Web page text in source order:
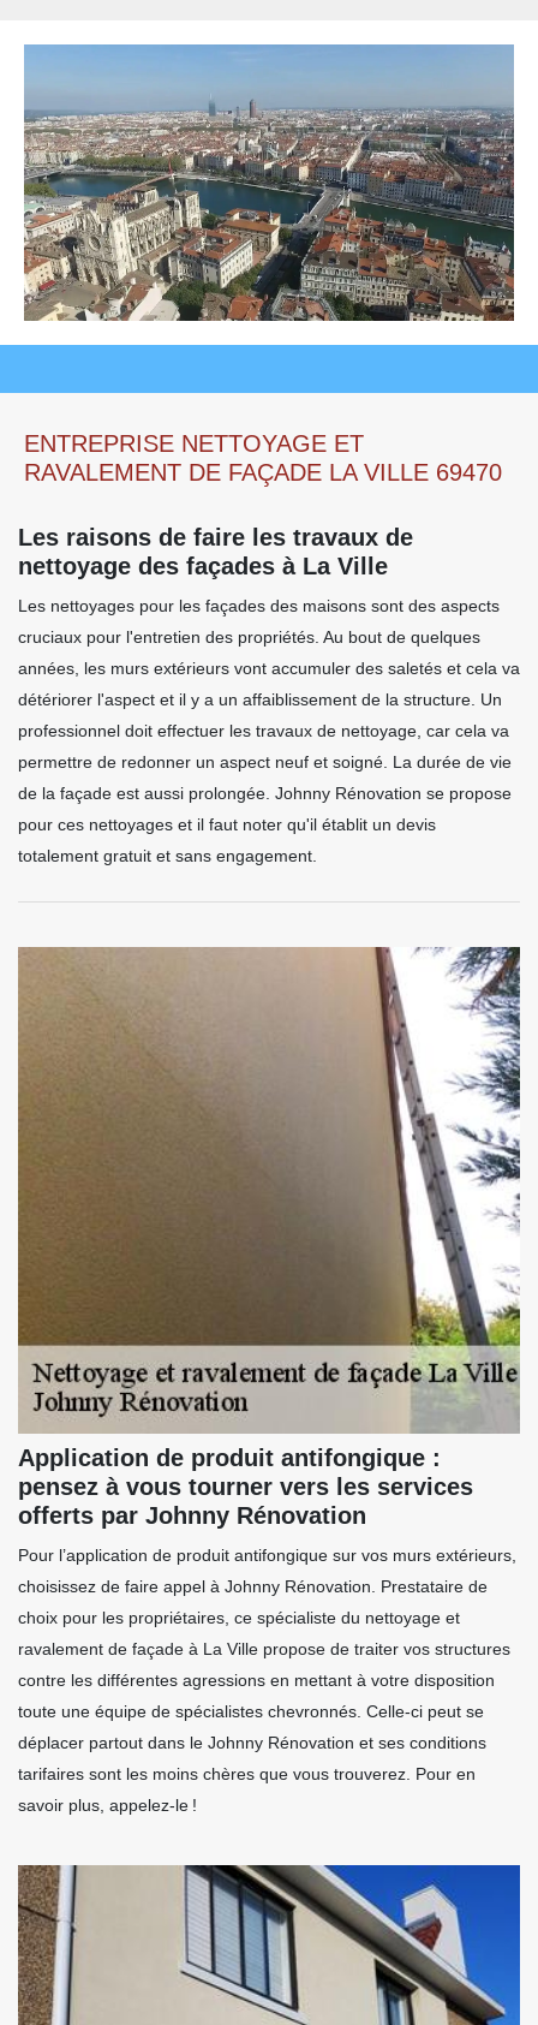
ENTREPRISE NETTOYAGE ET
RAVALEMENT DE FAÇADE LA VILLE 69470
Les raisons de faire les travaux de
nettoyage des façades à La Ville
Les nettoyages pour les façades des maisons sont des aspects
cruciaux pour l'entretien des propriétés. Au bout de quelques
années, les murs extérieurs vont accumuler des saletés et cela va
détériorer l'aspect et il y a un affaiblissement de la structure. Un
professionnel doit effectuer les travaux de nettoyage, car cela va
permettre de redonner un aspect neuf et soigné. La durée de vie
de la façade est aussi prolongée. Johnny Rénovation se propose
pour ces nettoyages et il faut noter qu'il établit un devis
totalement gratuit et sans engagement.
Application de produit antifongique :
pensez à vous tourner vers les services
offerts par Johnny Rénovation
Pour l’application de produit antifongique sur vos murs extérieurs,
choisissez de faire appel à Johnny Rénovation. Prestataire de
choix pour les propriétaires, ce spécialiste du nettoyage et
ravalement de façade à La Ville propose de traiter vos structures
contre les différentes agressions en mettant à votre disposition
toute une équipe de spécialistes chevronnés. Celle-ci peut se
déplacer partout dans le Johnny Rénovation et ses conditions
tarifaires sont les moins chères que vous trouverez. Pour en
savoir plus, appelez-le !